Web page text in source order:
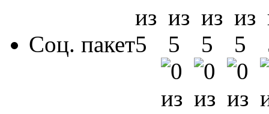
Соц. пакет